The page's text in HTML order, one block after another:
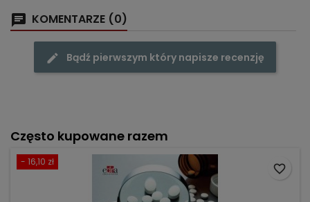
KOMENTARZE (0)
Bądź pierwszym który napisze recenzję
Często kupowane razem
- 16,10 zł
favorite_border